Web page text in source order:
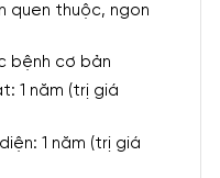
quen thuộc, ngon
bệnh cơ bản
1 năm (trị giá
1 năm (trị giá